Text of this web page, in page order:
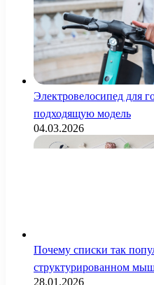
Электровелосипед для
подходящую модель
04.03.2026
Почему списки так
структурированном
28.01.2026